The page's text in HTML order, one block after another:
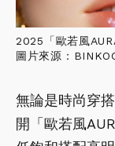
2025「歐若風
圖片來源：
無論是時尚穿
開「歐若風